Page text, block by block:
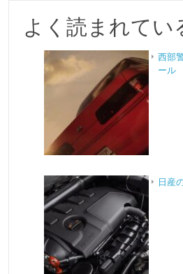
よく読まれてい
西部
ール
日産